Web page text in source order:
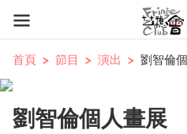
首頁 節目 演出 劉智倫
劉智倫個人畫展